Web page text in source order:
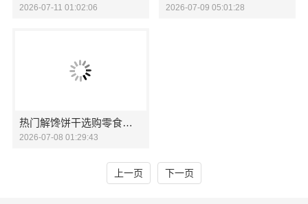
2026-07-11 01:02:06 2026-07-09 05:01:28
热门解馋饼干选购零食大明星
2026-07-08 01:29:43
上一页 下一页